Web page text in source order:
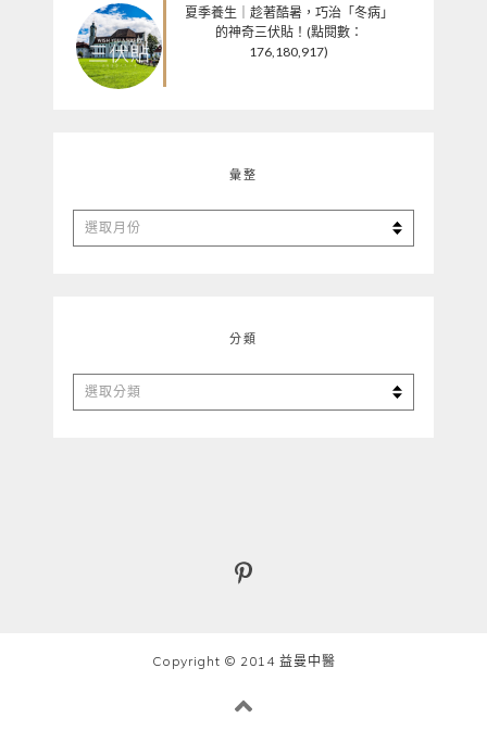
夏季養生｜趁著酷暑，巧治「冬病」
的神奇三伏貼！(點閱數：
176,180,917)
彙整
彙
整
分類
分
類
Copyright © 2014 益曼中醫